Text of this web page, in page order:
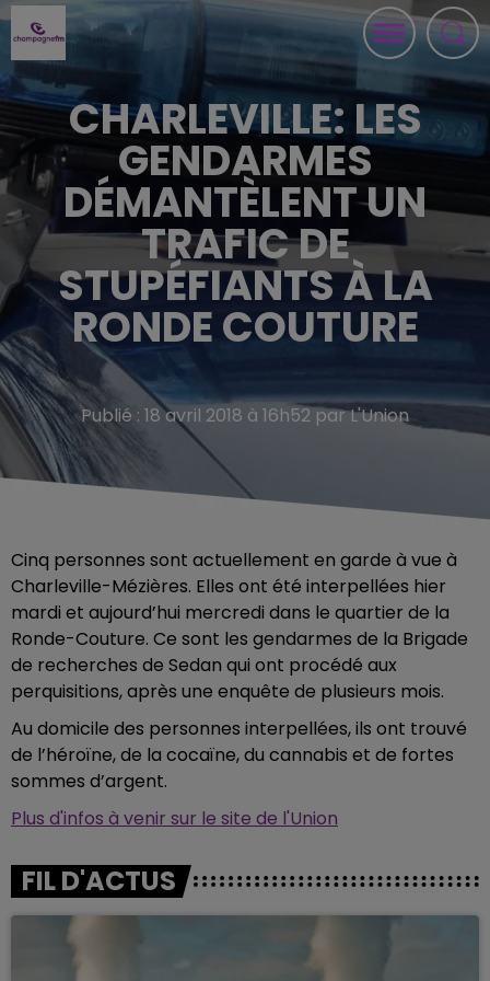
CHARLEVILLE: LES
GENDARMES
DÉMANTÈLENT UN
TRAFIC DE
STUPÉFIANTS À LA
RONDE COUTURE
Publié : 18 avril 2018 à 16h52 par L'Union
Cinq personnes sont actuellement en garde à vue à
Charleville-Mézières. Elles ont été interpellées hier
mardi et aujourd’hui mercredi dans le quartier de la
Ronde-Couture. Ce sont les gendarmes de la Brigade
de recherches de Sedan qui ont procédé aux
perquisitions, après une enquête de plusieurs mois.
Au domicile des personnes interpellées, ils ont trouvé
de l’héroïne, de la cocaïne, du cannabis et de fortes
sommes d’argent.
Plus d'infos à venir sur le site de l'Union
FIL D'ACTUS